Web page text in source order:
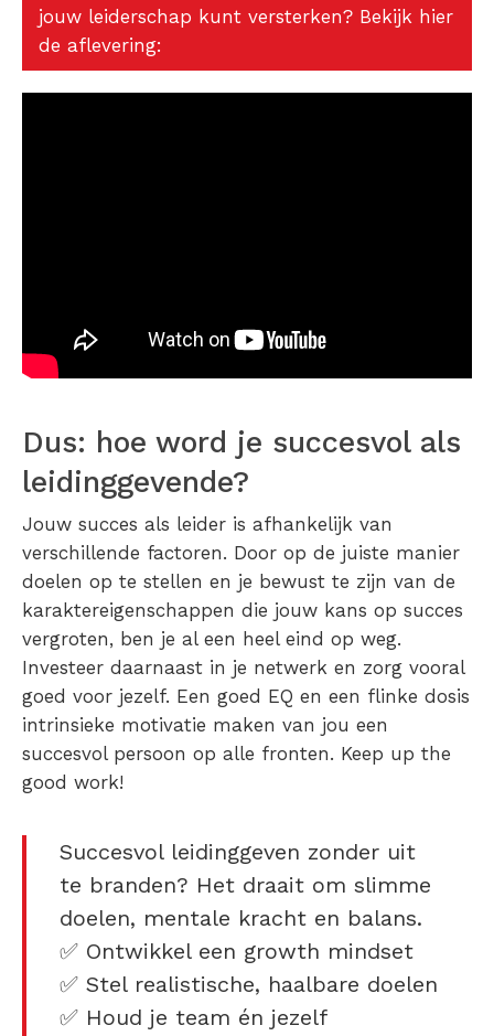
jouw leiderschap kunt versterken? Bekijk hier
de aflevering:
Dus: hoe word je succesvol als
leidinggevende?
Jouw succes als leider is afhankelijk van
verschillende factoren. Door op de juiste manier
doelen op te stellen en je bewust te zijn van de
karaktereigenschappen die jouw kans op succes
vergroten, ben je al een heel eind op weg.
Investeer daarnaast in je netwerk en zorg vooral
goed voor jezelf. Een goed EQ en een flinke dosis
intrinsieke motivatie maken van jou een
succesvol persoon op alle fronten. Keep up the
good work!
Succesvol leidinggeven zonder uit
te branden? Het draait om slimme
doelen, mentale kracht en balans.
✅ Ontwikkel een growth mindset
✅ Stel realistische, haalbare doelen
✅ Houd je team én jezelf